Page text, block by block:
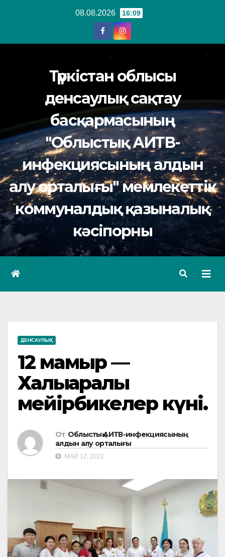
08.08.2026 16:09
Түркістан облысы
денсаулық сақтау
басқармасының
"Облыстық АИТВ-
инфекциясының алдын
алу орталығы" мемлекеттік
коммуналдық қазыналық
кәсіпорны
ДЕНСАУЛЫҚ
12 мамыр —
Халықаралық
мейірбикелер күні.
От Облыстық АИТВ-инфекциясының
алдын алу орталығы
МАЙ 12, 2022